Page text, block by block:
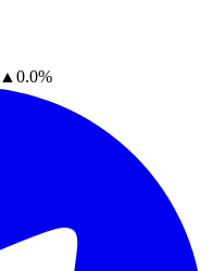
▲ 0.0%